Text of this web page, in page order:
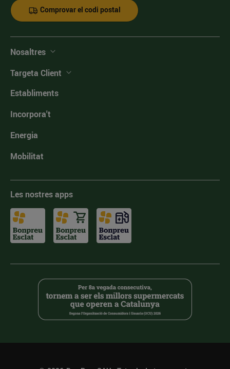
Comprovar el codi postal
Nosaltres
Targeta Client
Establiments
Incorpora't
Energia
Mobilitat
Les nostres apps